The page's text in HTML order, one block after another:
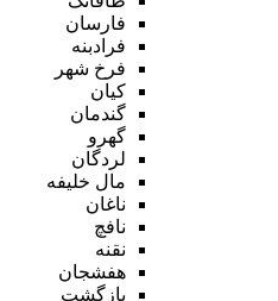
فارسان
فرادبنه
فرخ شهر
کیان
گندمان
گهرو
لردگان
مال خلیفه
ناغان
نافچ
نقنه
هفشجان
بازگشت